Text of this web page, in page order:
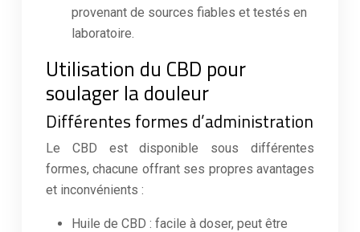
provenant de sources fiables et testés en
laboratoire.
Utilisation du CBD pour
soulager la douleur
Différentes formes d’administration
Le CBD est disponible sous différentes
formes, chacune offrant ses propres avantages
et inconvénients :
Huile de CBD : facile à doser, peut être